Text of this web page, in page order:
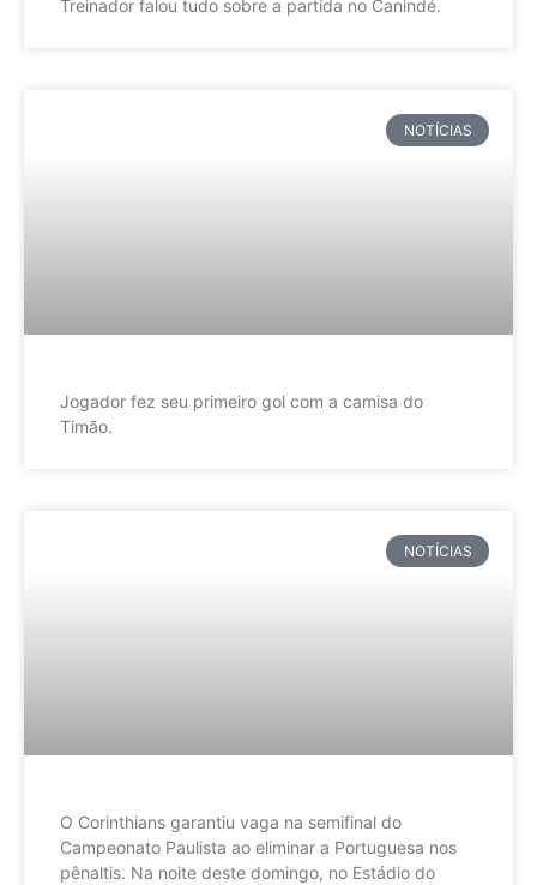
Treinador falou tudo sobre a partida no Canindé.
NOTÍCIAS
Jogador fez seu primeiro gol com a camisa do
Timão.
NOTÍCIAS
O Corinthians garantiu vaga na semifinal do
Campeonato Paulista ao eliminar a Portuguesa nos
pênaltis. Na noite deste domingo, no Estádio do